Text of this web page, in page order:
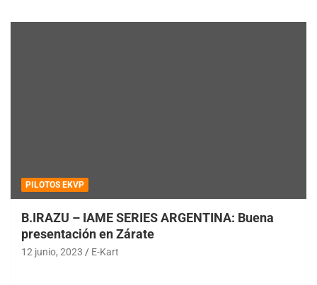
PILOTOS EKVP
B.IRAZU – IAME SERIES ARGENTINA: Buena
presentación en Zárate
12 junio, 2023 E-Kart